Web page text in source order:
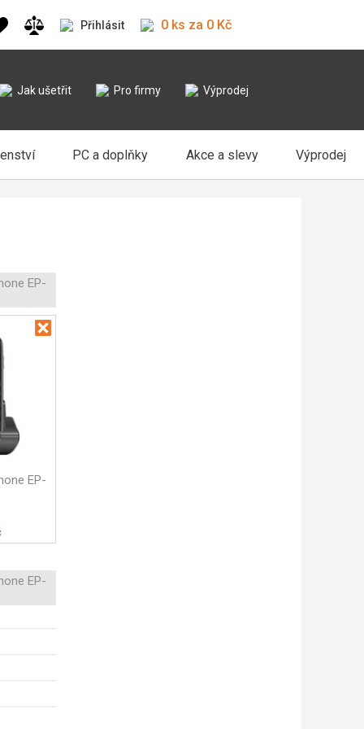
Přihlásit 0 ks za 0 Kč
Jak ušetřit Pro firmy Výprodej
PC a doplňky Akce a slevy Výprodej
EP-
EP-
EP-